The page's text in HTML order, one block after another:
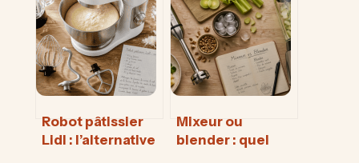
préserver leurs
vitamines et
booster votre
immunité
en finir avec le
coup de barre de
11h
Robot pâtissier
Lidl : l’alternative
Mixeur ou
blender : quel